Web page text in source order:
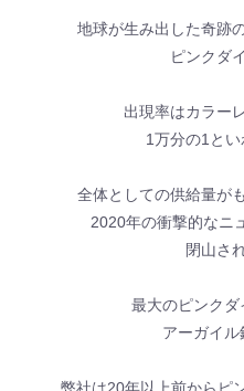
地球が生み出した奇跡
ピンクダ
出現率はカラー
1万分の1とい
全体としての供給量が
2020年の衝撃的なニ
閉山さ
最大のピンク
アーガイル